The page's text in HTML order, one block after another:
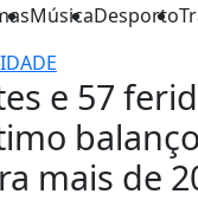
MúsicaDesporto
e 57
mais de